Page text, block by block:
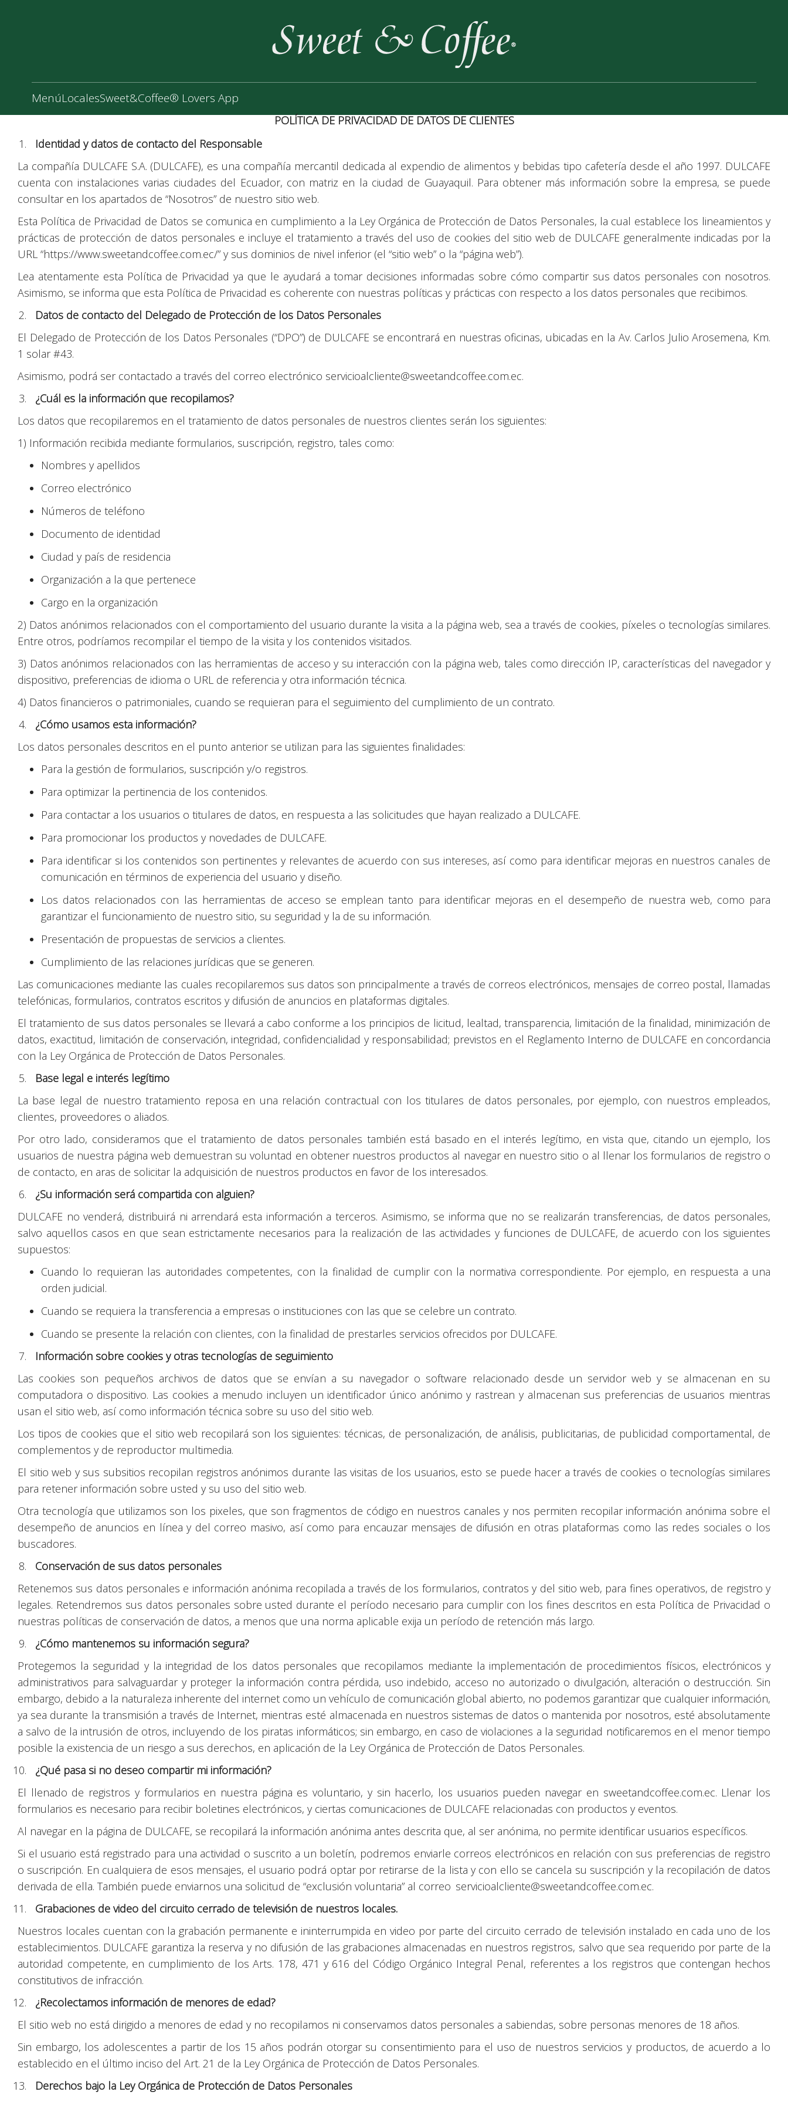
MenúLocalesSweet&Coffee® Lovers App
POLÍTICA DE PRIVACIDAD DE DATOS DE CLIENTES
Identidad y datos de contacto del Responsable
La compañía DULCAFE S.A. (DULCAFE), es una compañía mercantil dedicada al expendio de alimentos y bebidas tipo cafetería desde el año 1997. DULCAFE
cuenta con instalaciones varias ciudades del Ecuador, con matriz en la ciudad de Guayaquil. Para obtener más información sobre la empresa, se puede
consultar en los apartados de “Nosotros” de nuestro sitio web.
Esta Política de Privacidad de Datos se comunica en cumplimiento a la Ley Orgánica de Protección de Datos Personales, la cual establece los lineamientos y
prácticas de protección de datos personales e incluye el tratamiento a través del uso de cookies del sitio web de DULCAFE generalmente indicadas por la
URL “https://www.sweetandcoffee.com.ec/” y sus dominios de nivel inferior (el “sitio web” o la “página web”).
Lea atentamente esta Política de Privacidad ya que le ayudará a tomar decisiones informadas sobre cómo compartir sus datos personales con nosotros.
Asimismo, se informa que esta Política de Privacidad es coherente con nuestras políticas y prácticas con respecto a los datos personales que recibimos.
Datos de contacto del Delegado de Protección de los Datos Personales
El Delegado de Protección de los Datos Personales (“DPO”) de DULCAFE se encontrará en nuestras oficinas, ubicadas en la Av. Carlos Julio Arosemena, Km.
1 solar #43.
Asimismo, podrá ser contactado a través del correo electrónico servicioalcliente@sweetandcoffee.com.ec.
¿Cuál es la información que recopilamos?
Los datos que recopilaremos en el tratamiento de datos personales de nuestros clientes serán los siguientes:
1) Información recibida mediante formularios, suscripción, registro, tales como:
Nombres y apellidos
Correo electrónico
Números de teléfono
Documento de identidad
Ciudad y país de residencia
Organización a la que pertenece
Cargo en la organización
2) Datos anónimos relacionados con el comportamiento del usuario durante la visita a la página web, sea a través de cookies, píxeles o tecnologías similares.
Entre otros, podríamos recompilar el tiempo de la visita y los contenidos visitados.
3) Datos anónimos relacionados con las herramientas de acceso y su interacción con la página web, tales como dirección IP, características del navegador y
dispositivo, preferencias de idioma o URL de referencia y otra información técnica.
4) Datos financieros o patrimoniales, cuando se requieran para el seguimiento del cumplimiento de un contrato.
¿Cómo usamos esta información?
Los datos personales descritos en el punto anterior se utilizan para las siguientes finalidades:
Para la gestión de formularios, suscripción y/o registros.
Para optimizar la pertinencia de los contenidos.
Para contactar a los usuarios o titulares de datos, en respuesta a las solicitudes que hayan realizado a DULCAFE.
Para promocionar los productos y novedades de DULCAFE.
Para identificar si los contenidos son pertinentes y relevantes de acuerdo con sus intereses, así como para identificar mejoras en nuestros canales de
comunicación en términos de experiencia del usuario y diseño.
Los datos relacionados con las herramientas de acceso se emplean tanto para identificar mejoras en el desempeño de nuestra web, como para
garantizar el funcionamiento de nuestro sitio, su seguridad y la de su información.
Presentación de propuestas de servicios a clientes.
Cumplimiento de las relaciones jurídicas que se generen.
Las comunicaciones mediante las cuales recopilaremos sus datos son principalmente a través de correos electrónicos, mensajes de correo postal, llamadas
telefónicas, formularios, contratos escritos y difusión de anuncios en plataformas digitales.
El tratamiento de sus datos personales se llevará a cabo conforme a los principios de licitud, lealtad, transparencia, limitación de la finalidad, minimización de
datos, exactitud, limitación de conservación, integridad, confidencialidad y responsabilidad; previstos en el Reglamento Interno de DULCAFE en concordancia
con la Ley Orgánica de Protección de Datos Personales.
Base legal e interés legítimo
La base legal de nuestro tratamiento reposa en una relación contractual con los titulares de datos personales, por ejemplo, con nuestros empleados,
clientes, proveedores o aliados.
Por otro lado, consideramos que el tratamiento de datos personales también está basado en el interés legítimo, en vista que, citando un ejemplo, los
usuarios de nuestra página web demuestran su voluntad en obtener nuestros productos al navegar en nuestro sitio o al llenar los formularios de registro o
de contacto, en aras de solicitar la adquisición de nuestros productos en favor de los interesados.
¿Su información será compartida con alguien?
DULCAFE no venderá, distribuirá ni arrendará esta información a terceros. Asimismo, se informa que no se realizarán transferencias, de datos personales,
salvo aquellos casos en que sean estrictamente necesarios para la realización de las actividades y funciones de DULCAFE, de acuerdo con los siguientes
supuestos:
Cuando lo requieran las autoridades competentes, con la finalidad de cumplir con la normativa correspondiente. Por ejemplo, en respuesta a una
orden judicial.
Cuando se requiera la transferencia a empresas o instituciones con las que se celebre un contrato.
Cuando se presente la relación con clientes, con la finalidad de prestarles servicios ofrecidos por DULCAFE.
Información sobre cookies y otras tecnologías de seguimiento
Las cookies son pequeños archivos de datos que se envían a su navegador o software relacionado desde un servidor web y se almacenan en su
computadora o dispositivo. Las cookies a menudo incluyen un identificador único anónimo y rastrean y almacenan sus preferencias de usuarios mientras
usan el sitio web, así como información técnica sobre su uso del sitio web.
Los tipos de cookies que el sitio web recopilará son los siguientes: técnicas, de personalización, de análisis, publicitarias, de publicidad comportamental, de
complementos y de reproductor multimedia.
El sitio web y sus subsitios recopilan registros anónimos durante las visitas de los usuarios, esto se puede hacer a través de cookies o tecnologías similares
para retener información sobre usted y su uso del sitio web.
Otra tecnología que utilizamos son los pixeles, que son fragmentos de código en nuestros canales y nos permiten recopilar información anónima sobre el
desempeño de anuncios en línea y del correo masivo, así como para encauzar mensajes de difusión en otras plataformas como las redes sociales o los
buscadores.
Conservación de sus datos personales
Retenemos sus datos personales e información anónima recopilada a través de los formularios, contratos y del sitio web, para fines operativos, de registro y
legales. Retendremos sus datos personales sobre usted durante el período necesario para cumplir con los fines descritos en esta Política de Privacidad o
nuestras políticas de conservación de datos, a menos que una norma aplicable exija un período de retención más largo.
¿Cómo mantenemos su información segura?
Protegemos la seguridad y la integridad de los datos personales que recopilamos mediante la implementación de procedimientos físicos, electrónicos y
administrativos para salvaguardar y proteger la información contra pérdida, uso indebido, acceso no autorizado o divulgación, alteración o destrucción. Sin
embargo, debido a la naturaleza inherente del internet como un vehículo de comunicación global abierto, no podemos garantizar que cualquier información,
ya sea durante la transmisión a través de Internet, mientras esté almacenada en nuestros sistemas de datos o mantenida por nosotros, esté absolutamente
a salvo de la intrusión de otros, incluyendo de los piratas informáticos; sin embargo, en caso de violaciones a la seguridad notificaremos en el menor tiempo
posible la existencia de un riesgo a sus derechos, en aplicación de la Ley Orgánica de Protección de Datos Personales.
¿Qué pasa si no deseo compartir mi información?
El llenado de registros y formularios en nuestra página es voluntario, y sin hacerlo, los usuarios pueden navegar en sweetandcoffee.com.ec. Llenar los
formularios es necesario para recibir boletines electrónicos, y ciertas comunicaciones de DULCAFE relacionadas con productos y eventos.
Al navegar en la página de DULCAFE, se recopilará la información anónima antes descrita que, al ser anónima, no permite identificar usuarios específicos.
Si el usuario está registrado para una actividad o suscrito a un boletín, podremos enviarle correos electrónicos en relación con sus preferencias de registro
o suscripción. En cualquiera de esos mensajes, el usuario podrá optar por retirarse de la lista y con ello se cancela su suscripción y la recopilación de datos
derivada de ella. También puede enviarnos una solicitud de “exclusión voluntaria” al correo servicioalcliente@sweetandcoffee.com.ec.
Grabaciones de video del circuito cerrado de televisión de nuestros locales.
Nuestros locales cuentan con la grabación permanente e ininterrumpida en video por parte del circuito cerrado de televisión instalado en cada uno de los
establecimientos. DULCAFE garantiza la reserva y no difusión de las grabaciones almacenadas en nuestros registros, salvo que sea requerido por parte de la
autoridad competente, en cumplimiento de los Arts. 178, 471 y 616 del Código Orgánico Integral Penal, referentes a los registros que contengan hechos
constitutivos de infracción.
¿Recolectamos información de menores de edad?
El sitio web no está dirigido a menores de edad y no recopilamos ni conservamos datos personales a sabiendas, sobre personas menores de 18 años.
Sin embargo, los adolescentes a partir de los 15 años podrán otorgar su consentimiento para el uso de nuestros servicios y productos, de acuerdo a lo
establecido en el último inciso del Art. 21 de la Ley Orgánica de Protección de Datos Personales.
Derechos bajo la Ley Orgánica de Protección de Datos Personales